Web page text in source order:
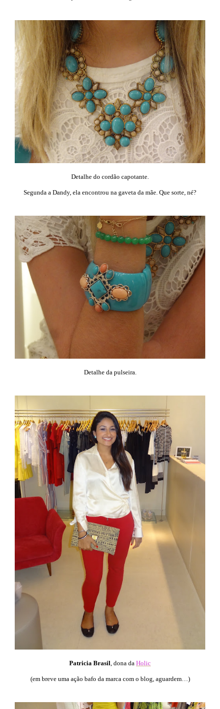
Detalhe do cordão capotante.
Segunda a Dandy, ela encontrou na gaveta da mãe. Que sorte, né?
Detalhe da pulseira.
Patricia Brasil, dona da Holic
(em breve uma ação bafo da marca com o blog, aguardem…)